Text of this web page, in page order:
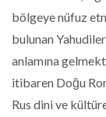
bölgeye nüfuz
bulunan
anlamına
itibaren Doğu
Rus dini ve